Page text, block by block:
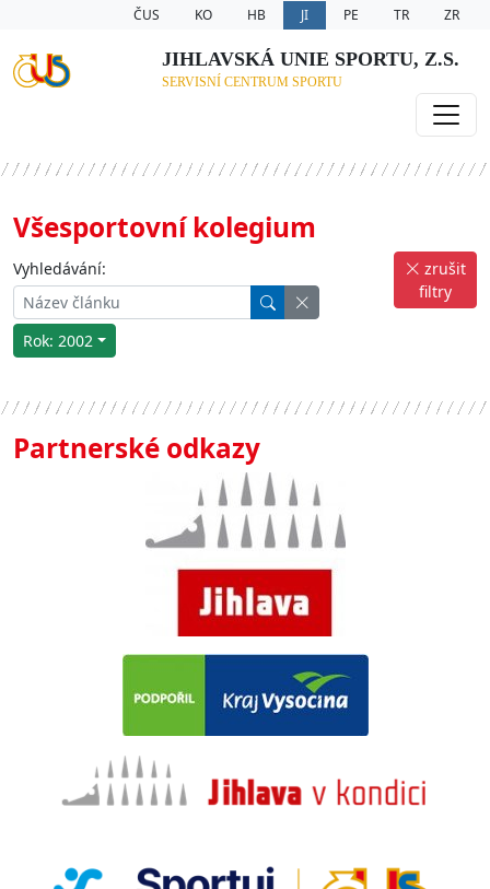
ČUS KO HB JI PE TR ZR
JIHLAVSKÁ UNIE SPORTU, Z.S.
SERVISNÍ CENTRUM SPORTU
Všesportovní kolegium
Vyhledávání:
Rok: 2002
zrušit
filtry
Partnerské odkazy